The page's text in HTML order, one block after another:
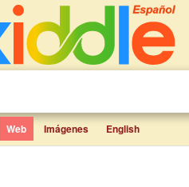
Web Imágenes English